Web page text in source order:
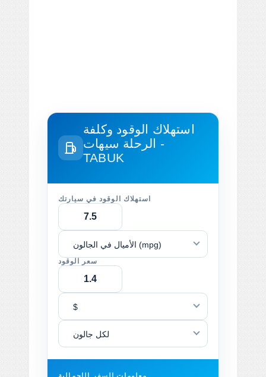
استهلاك الوقود وكلفة
الرحلة سيهات -
TABUK
استهلاك الوقود في سيارتك
الأميال في الجالون (mpg)
سعر الوقود
$
لكل جالون
معلومات السفر الإجمالية